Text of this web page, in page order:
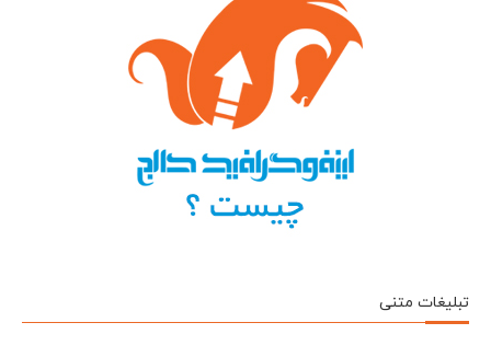
تبلیغات متنی